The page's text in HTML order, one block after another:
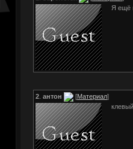
Я ещё
2 антон [Материал]
клевый